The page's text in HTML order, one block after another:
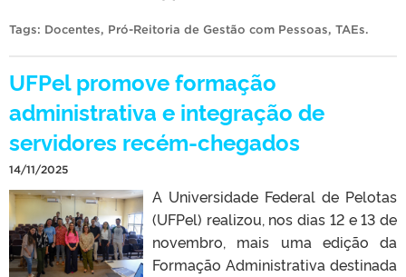
Tags: Docentes, Pró-Reitoria de Gestão com Pessoas, TAEs.
UFPel promove formação
administrativa e integração de
servidores recém-chegados
14/11/2025
A Universidade Federal de Pelotas
(UFPel) realizou, nos dias 12 e 13 de
novembro, mais uma edição da
Formação Administrativa destinada